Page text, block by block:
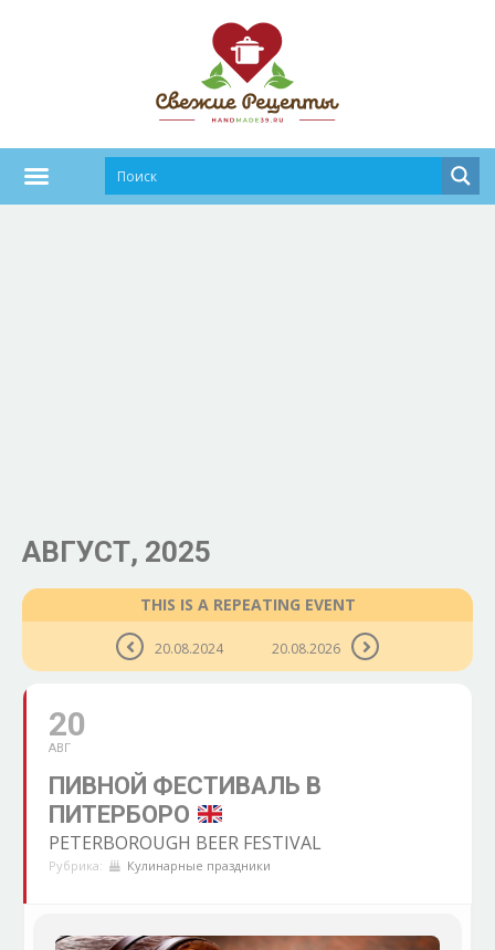
АВГУСТ, 2025
THIS IS A REPEATING EVENT
20.08.2024 20.08.2026
20
АВГ
ПИВНОЙ ФЕСТИВАЛЬ В
ПИТЕРБОРО
PETERBOROUGH BEER FESTIVAL
Рубрика: Кулинарные праздники